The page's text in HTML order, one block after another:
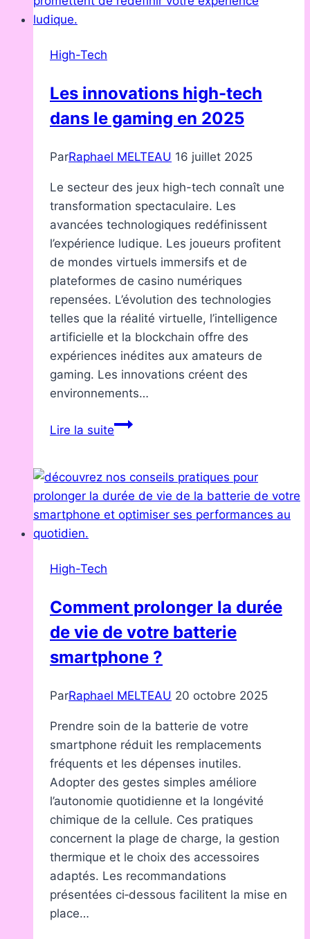
High-Tech
Les innovations high-tech
dans le gaming en 2025
ParRaphael MELTEAU 16 juillet 2025
Le secteur des jeux high-tech connaît une
transformation spectaculaire. Les
avancées technologiques redéfinissent
l’expérience ludique. Les joueurs profitent
de mondes virtuels immersifs et de
plateformes de casino numériques
repensées. L’évolution des technologies
telles que la réalité virtuelle, l’intelligence
artificielle et la blockchain offre des
expériences inédites aux amateurs de
gaming. Les innovations créent des
environnements…
Lire la suiteLes
tech
dans
le
High-Tech
Comment prolonger la durée
de vie de votre batterie
smartphone ?
ParRaphael MELTEAU 20 octobre 2025
Prendre soin de la batterie de votre
smartphone réduit les remplacements
fréquents et les dépenses inutiles.
Adopter des gestes simples améliore
l’autonomie quotidienne et la longévité
chimique de la cellule. Ces pratiques
concernent la plage de charge, la gestion
thermique et le choix des accessoires
adaptés. Les recommandations
présentées ci‑dessous facilitent la mise en
place…